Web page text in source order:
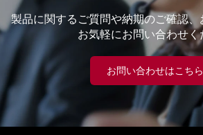
製品に関するご質問や納期のご確認、
お気軽にお問い合わせく
お問い合わせはこちら